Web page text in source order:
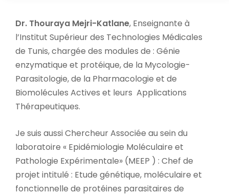
Dr. Thouraya Mejri-Katlane, Enseignante à
l’Institut Supérieur des Technologies Médicales
de Tunis, chargée des modules de : Génie
enzymatique et protéique, de la Mycologie-
Parasitologie, de la Pharmacologie et de
Biomolécules Actives et leurs Applications
Thérapeutiques.
Je suis aussi Chercheur Associée au sein du
laboratoire « Epidémiologie Moléculaire et
Pathologie Expérimentale» (MEEP ) : Chef de
projet intitulé : Etude génétique, moléculaire et
fonctionnelle de protéines parasitaires de